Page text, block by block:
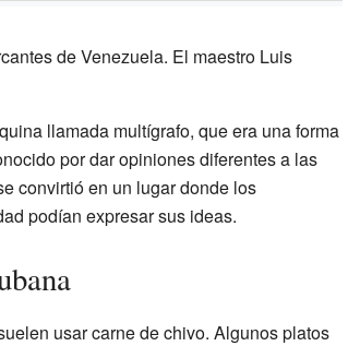
de Venezuela. El maestro Luis
llamada multígrafo, que era una forma
por dar opiniones diferentes a las
convirtió en un lugar donde los
podían expresar sus ideas.
usar carne de chivo. Algunos platos